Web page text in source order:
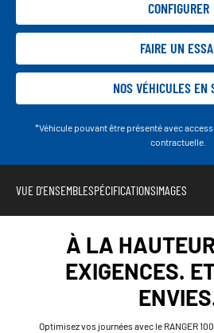
CONFIGURER
FAIRE UN
NOS VÉHICULES EN
*Véhicule pouvant être présenté avec
contractuelle.
VUE D'ENSEMBLESPÉCIFICATIONSIMAGES
À LA
EXIGENCES.
Optimisez vos journées avec le RANGER